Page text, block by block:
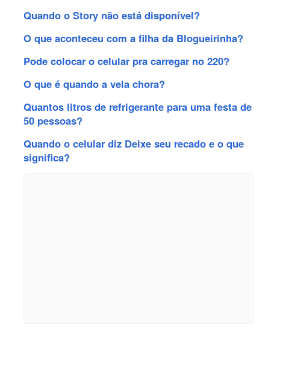
Quando o Story não está disponível?
O que aconteceu com a filha da Blogueirinha?
Pode colocar o celular pra carregar no 220?
O que é quando a vela chora?
Quantos litros de refrigerante para uma festa de
50 pessoas?
Quando o celular diz Deixe seu recado e o que
significa?